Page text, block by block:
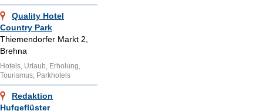
Quality Hotel
Country Park
Thiemendorfer Markt 2,
Brehna
Hotels, Urlaub, Erholung,
Tourismus, Parkhotels
Redaktion
Hufgeflüster